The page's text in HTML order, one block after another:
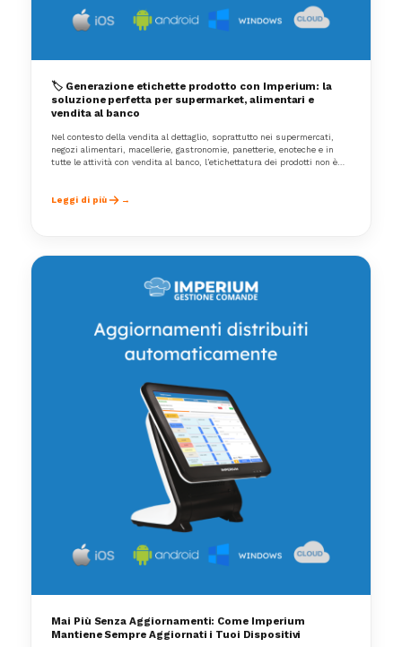
🏷️ Generazione etichette prodotto con Imperium: la
soluzione perfetta per supermarket, alimentari e
vendita al banco
Nel contesto della vendita al dettaglio, soprattutto nei supermercati,
negozi alimentari, macellerie, gastronomie, panetterie, enoteche e in
tutte le attività con vendita al banco, l’etichettatura dei prodotti non è
Leggi di più
Mai Più Senza Aggiornamenti: Come Imperium
Mantiene Sempre Aggiornati i Tuoi Dispositivi